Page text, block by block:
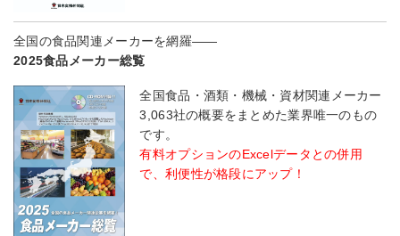
全国の食品関連メーカーを網羅――
2025食品メーカー総覧
全国食品・酒類・機械・資材関連メーカー
3,063社の概要をまとめた業界唯一のもの
です。
有料オプションのExcelデータとの併用
で、利便性が格段にアップ！